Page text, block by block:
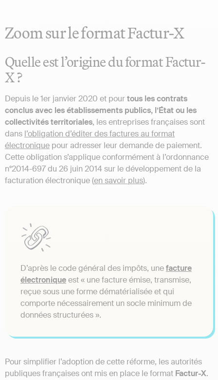
Zoom sur le format Factur-X
Quelle est l’origine du format Factur-
X ?
Depuis le 1er janvier 2020 et pourtous les contrats
conclus avec les établissements publics, l’État ou les
collectivités territoriales, les entreprises françaises sont
dans l’obligation d’éditer des factures au format
électronique pour adresser leur demande de paiement.
Cette obligation s’applique conformément à l’ordonnance
n°2014-697 du 26 juin 2014 sur le développement de la
facturation électronique (en savoir plus).
D’après le code général des impôts, unefacture
électroniqueest « une facture émise, transmise,
reçue sous une forme dématérialisée et qui
comporte nécessairement un socle minimum de
données structurées ».
Pour simplifier l’adoption de cette réforme, les autorités
publiques françaises ont mis en place le format Factur-X.